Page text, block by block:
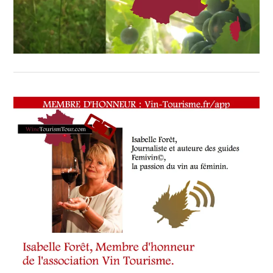
TOURISM
FAME ,
WINE
TOURISM
TOUR,